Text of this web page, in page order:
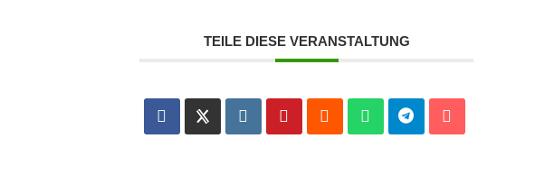
TEILE DIESE VERANSTALTUNG